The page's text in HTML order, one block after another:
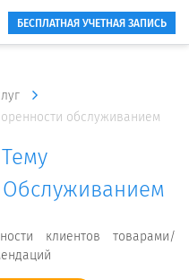
БЕСПЛАТНАЯ УЧЕТНАЯ ЗАПИСЬ
обслуживанием
Обслуживанием
клиентов товарами/